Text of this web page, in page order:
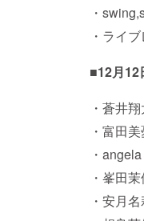
・
・ライ
■12月12
・蒼井
・富田
・
・峯田
・安月